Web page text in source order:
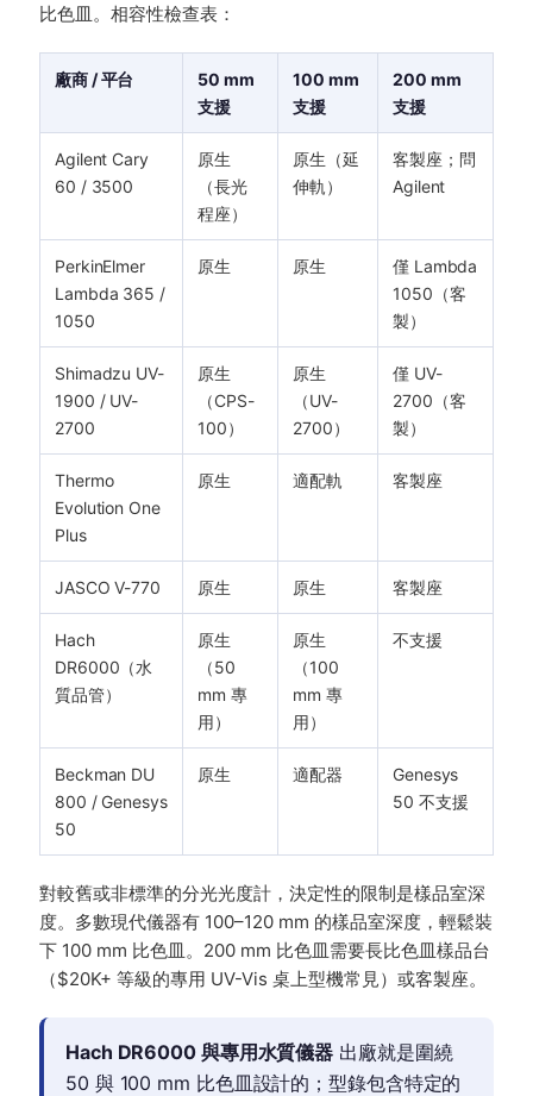
比色皿。相容性檢查表：
廠商 / 平台
50 mm
支援
100 mm
支援
200 mm
支援
Agilent Cary
60 / 3500
原生
（長光
程座）
原生（延
伸軌）
客製座；問
Agilent
PerkinElmer
Lambda 365 /
1050
原生 原生
僅 Lambda
1050（客
製）
Shimadzu UV-
1900 / UV-
2700
原生
（CPS-
100）
原生
（UV-
2700）
僅 UV-
2700（客
製）
Thermo
Evolution One
Plus
原生 適配軌 客製座
JASCO V-770 原生 原生 客製座
Hach
DR6000（水
質品管）
原生
（50
mm 專
用）
原生
（100
mm 專
用）
不支援
Beckman DU
800 / Genesys
50
原生 適配器
Genesys
50 不支援
對較舊或非標準的分光光度計，決定性的限制是樣品室深
度。多數現代儀器有 100–120 mm 的樣品室深度，輕鬆裝
下 100 mm 比色皿。200 mm 比色皿需要長比色皿樣品台
（$20K+ 等級的專用 UV-Vis 桌上型機常見）或客製座。
Hach DR6000 與專用水質儀器 出廠就是圍繞
50 與 100 mm 比色皿設計的；型錄包含特定的